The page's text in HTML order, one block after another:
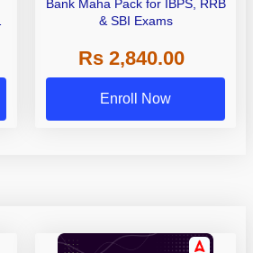
Bank Maha Pack for IBPS, RRB
& SBI Exams
Rs 2,840.00
Enroll Now